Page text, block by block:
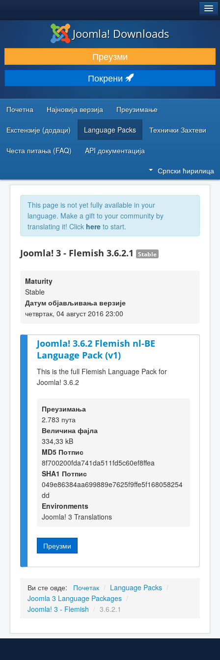
ПРЕУЗИМАЊЕ И ПРОШИРЕЊА (ЕКСТЕНЗИЈЕ)
ОТКРИЈТЕ И НАУЧИТЕ
ЗАЈЕДНИЦА И ПОДРШКА
РЕСУРСИ ЗА РАЗВОЈ
Joomla! Downloads
Преузми
Покрени
Почетна Најновија верзија Преузимање
Екстензије (додаци) Language Packs Технички Захтеви
Честа питања (FAQ) API документација
Српски ћирилица
This page is not yet fully available in your
language. Make a gift to your community by
translating it! Click here to start.
Joomla! 3 - Flemish 3.6.2.1 Stable
Maturity
Stable
Датум објављивања верзије
четвртак, 04 август 2016 23:00
Joomla! 3.6.2 Flemish nl-BE
Language Pack (v1)
This is the full Flemish Language Pack for
Joomla! 3.6.2
Преузимања
2.783 пута
Величина фајла
334,33 kB
MD5 Потпис
8f700200fda741da511fd5c60ef8ffea
SHA1 Потпис
049e86384aa699889e7625f9ffe5f168058254
dd
Environments
Joomla! 3 Translations
Преузми
Ви сте овде: Почетак / Language Packs /
Joomla 3 Language Packages /
Joomla! 3 - Flemish / 3.6.2.1